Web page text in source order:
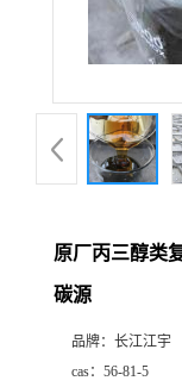
原厂丙三醇类
碳源
品牌： 长江江宇
cas： 56-81-5